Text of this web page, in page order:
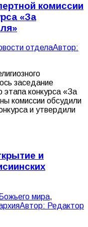
комиссии
«За
отделаАвтор:
заседание
этапа конкурса «За
комиссии обсудили
и утвердили
и
мира,
Автор: Редактор